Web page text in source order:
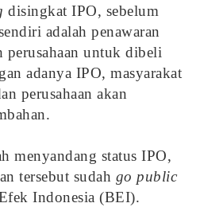
disingkat IPO, sebelum
adalah penawaran
perusahaan untuk dibeli
adanya IPO, masyarakat
perusahaan akan
menyandang status IPO,
tersebut sudah go public
Indonesia (BEI).